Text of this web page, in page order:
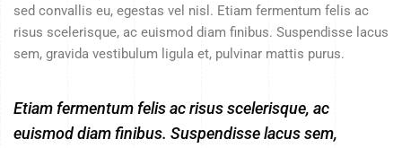
sed convallis eu, egestas vel nisl. Etiam fermentum felis ac
risus scelerisque, ac euismod diam finibus. Suspendisse lacus
sem, gravida vestibulum ligula et, pulvinar mattis purus.
Etiam fermentum felis ac risus scelerisque, ac
euismod diam finibus. Suspendisse lacus sem,